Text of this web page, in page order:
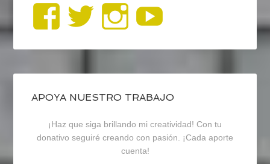
Ver
perfil
de
blogrecursosep
en
Ver
perfil
de
recursosep
en
Ver
perfil
de
recursosep
en
APOYA NUESTRO TRABAJO
¡Haz que siga brillando mi creatividad! Con tu
donativo seguiré creando con pasión. ¡Cada aporte
cuenta!